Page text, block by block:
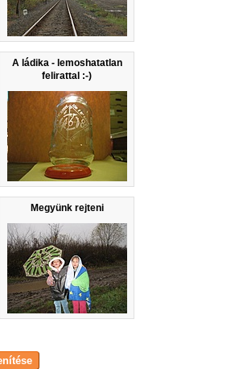
A ládika - lemoshatatlan
felirattal :-)
Megyünk rejteni